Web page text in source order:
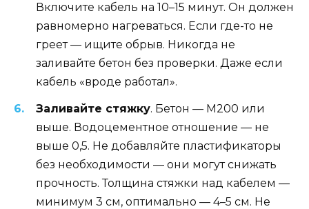
Включите кабель на 10–15 минут. Он должен
равномерно нагреваться. Если где-то не
греет — ищите обрыв. Никогда не
заливайте бетон без проверки. Даже если
кабель «вроде работал».
Заливайте стяжку. Бетон — М200 или
выше. Водоцементное отношение — не
выше 0,5. Не добавляйте пластификаторы
без необходимости — они могут снижать
прочность. Толщина стяжки над кабелем —
минимум 3 см, оптимально — 4–5 см. Не